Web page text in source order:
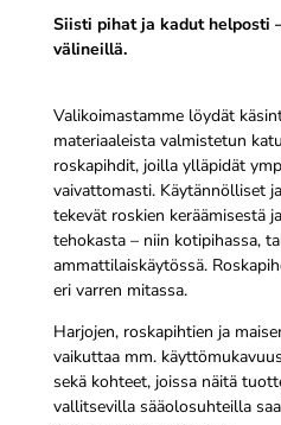
Siisti pihat ja kadut helposti
välineillä.
Valikoimastamme löydät
materiaaleista valmistetun
roskapihdit, joilla ylläpidät
vaivattomasti. Käytännölliset
tekevät roskien keräämisestä
tehokasta – niin kotipihassa,
ammattilaiskäytössä.
eri varren mitassa.
Harjojen, roskapihtien ja
vaikuttaa mm.
sekä kohteet, joissa näitä
vallitsevilla sääolosuhteilla